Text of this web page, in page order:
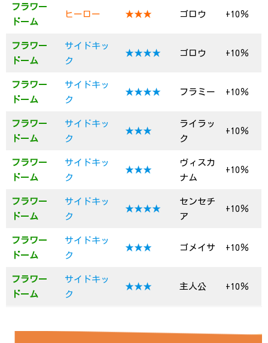
フラワー
ドーム
ヒーロー ★★★ ゴロウ +10％
フラワー
ドーム
サイドキッ
ク
★★★★ ゴロウ +10％
フラワー
ドーム
サイドキッ
ク
★★★★ フラミー +10％
フラワー
ドーム
サイドキッ
ク
★★★
ライラッ
ク
+10％
フラワー
ドーム
サイドキッ
ク
★★★
ヴィスカ
ナム
+10％
フラワー
ドーム
サイドキッ
ク
★★★★
センセチ
ア
+10％
フラワー
ドーム
サイドキッ
ク
★★★ ゴメイサ +10％
フラワー
ドーム
サイドキッ
ク
★★★ 主人公 +10％